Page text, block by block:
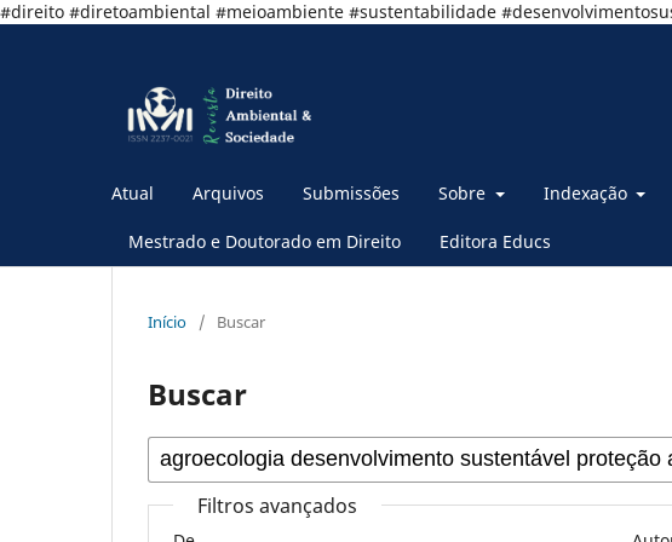
#direito #diretoambiental #meioambiente #sustentabilidade
Atual Arquivos Submissões Sobre Indexação
Mestrado e Doutorado em Direito Editora Educs
Início / Buscar
Buscar
Filtros avançados